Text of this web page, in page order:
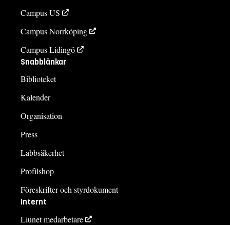
Campus US
Campus Norrköping
Campus Lidingö
Snabblänkar
Biblioteket
Kalender
Organisation
Press
Labbsäkerhet
Profilshop
Föreskrifter och styrdokument
Internt
Liunet medarbetare